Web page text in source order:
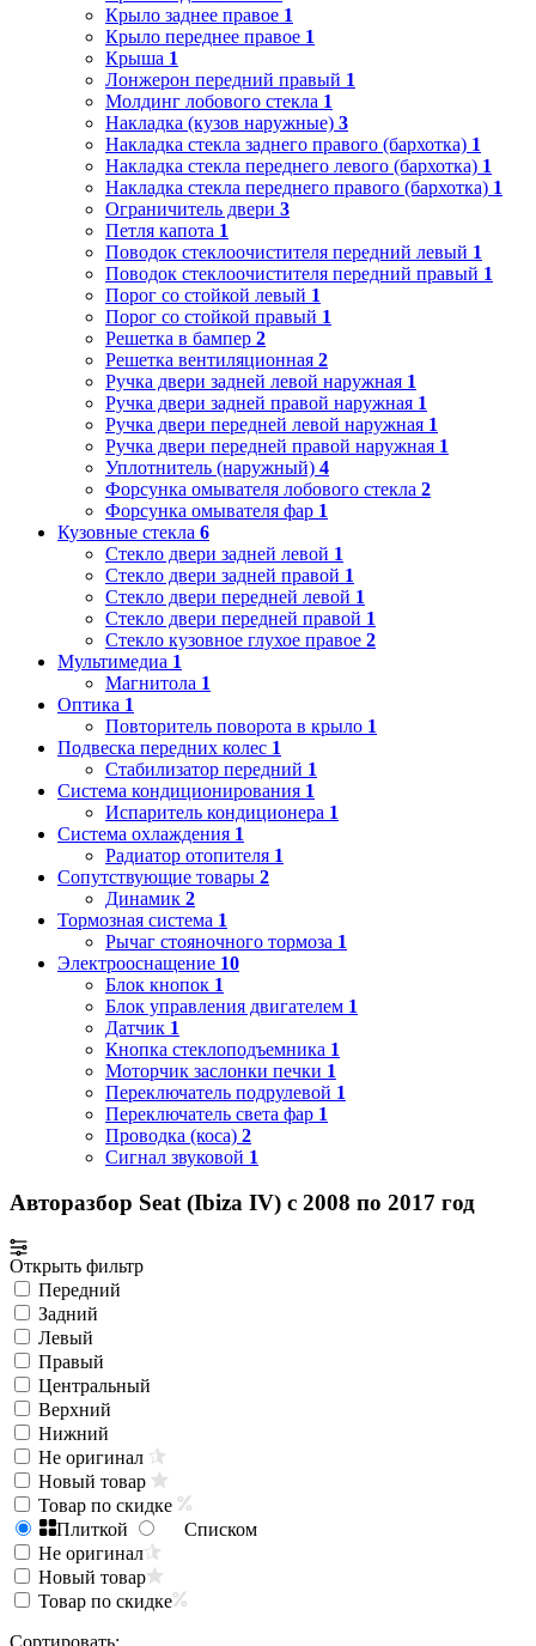
Крыло заднее правое 1
Крыло переднее правое 1
Крыша 1
Лонжерон передний правый 1
Молдинг лобового стекла 1
Накладка (кузов наружные) 3
Накладка стекла заднего правого (бархотка) 1
Накладка стекла переднего левого (бархотка) 1
Накладка стекла переднего правого (бархотка) 1
Ограничитель двери 3
Петля капота 1
Поводок стеклоочистителя передний левый 1
Поводок стеклоочистителя передний правый 1
Порог со стойкой левый 1
Порог со стойкой правый 1
Решетка в бампер 2
Решетка вентиляционная 2
Ручка двери задней левой наружная 1
Ручка двери задней правой наружная 1
Ручка двери передней левой наружная 1
Ручка двери передней правой наружная 1
Уплотнитель (наружный) 4
Форсунка омывателя лобового стекла 2
Форсунка омывателя фар 1
Кузовные стекла 6
Стекло двери задней левой 1
Стекло двери задней правой 1
Стекло двери передней левой 1
Стекло двери передней правой 1
Стекло кузовное глухое правое 2
Мультимедиа 1
Магнитола 1
Оптика 1
Повторитель поворота в крыло 1
Подвеска передних колес 1
Стабилизатор передний 1
Система кондиционирования 1
Испаритель кондиционера 1
Система охлаждения 1
Радиатор отопителя 1
Сопутствующие товары 2
Динамик 2
Тормозная система 1
Рычаг стояночного тормоза 1
Электрооснащение 10
Блок кнопок 1
Блок управления двигателем 1
Датчик 1
Кнопка стеклоподъемника 1
Моторчик заслонки печки 1
Переключатель подрулевой 1
Переключатель света фар 1
Проводка (коса) 2
Сигнал звуковой 1
Авторазбор Seat (Ibiza IV) с 2008 по 2017 год
Открыть фильтр
Передний
Задний
Левый
Правый
Центральный
Верхний
Нижний
Не оригинал
Новый товар
Товар по скидке
Плиткой
Списком
Не оригинал
Новый товар
Товар по скидке